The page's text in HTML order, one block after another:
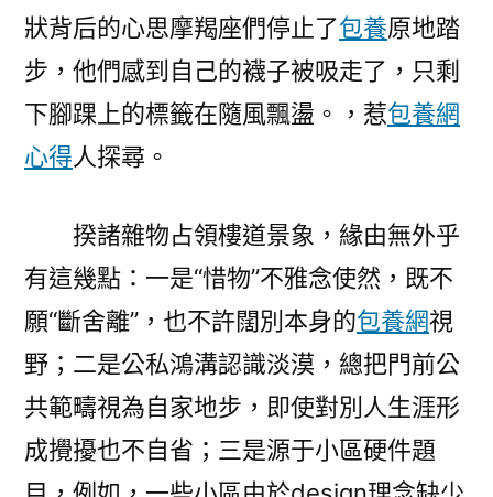
狀背后的心思摩羯座們停止了包養原地踏
步，他們感到自己的襪子被吸走了，只剩
下腳踝上的標籤在隨風飄盪。，惹包養網
心得人探尋。
揆諸雜物占領樓道景象，緣由無外乎
有這幾點：一是“惜物”不雅念使然，既不
願“斷舍離”，也不許闊別本身的包養網視
野；二是公私鴻溝認識淡漠，總把門前公
共範疇視為自家地步，即使對別人生涯形
成攪擾也不自省；三是源于小區硬件題